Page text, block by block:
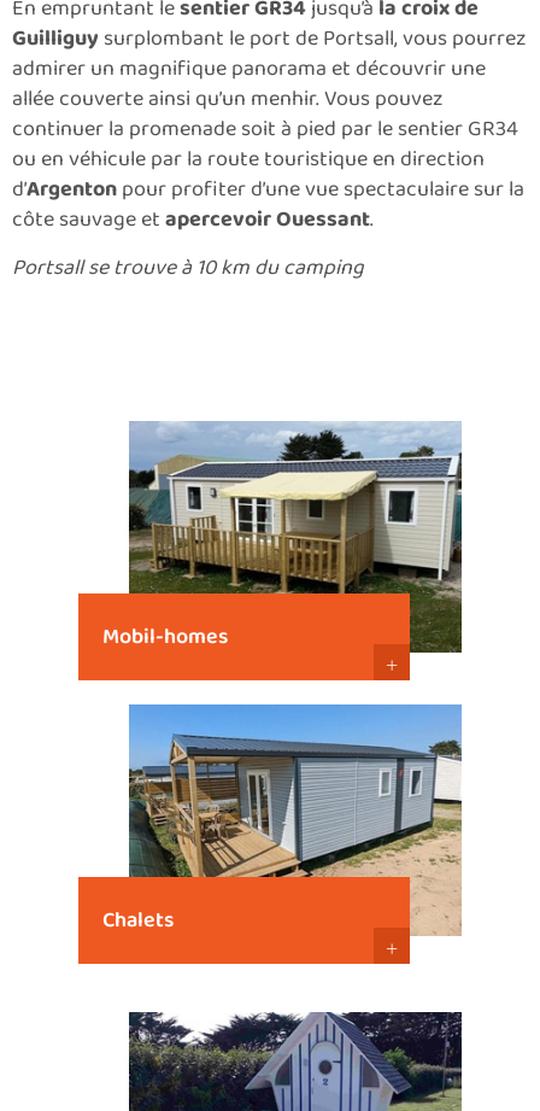
En empruntant lesentier GR34jusqu’à la croix de
Guilliguy surplombant le port de Portsall, vous pourrez
admirer un magnifique panorama et découvrir une
allée couverte ainsi qu’un menhir. Vous pouvez
continuer la promenade soit à pied par le sentier GR34
ou en véhicule par la route touristique en direction
d’Argentonpour profiter d’une vue spectaculaire sur la
côte sauvage etapercevoir Ouessant.
Portsall se trouve à 10 km du camping
Mobil-homes
+
Chalets
+